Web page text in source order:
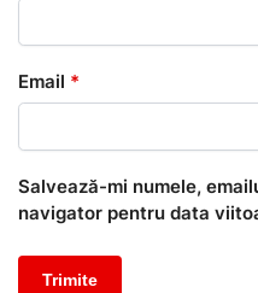
Email *
Salvează-mi numele,
navigator pentru data